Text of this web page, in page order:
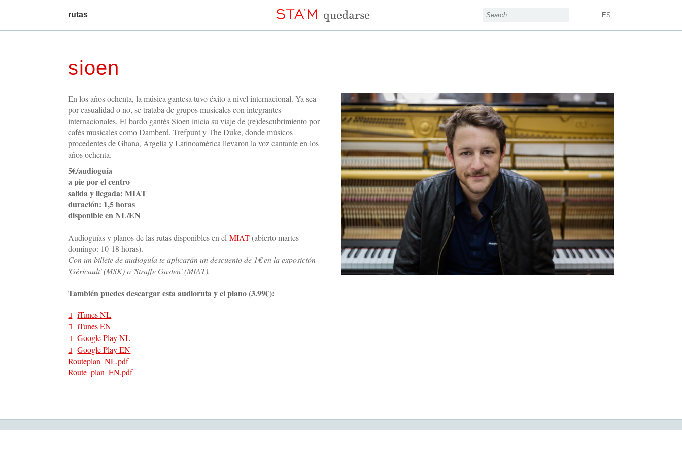
menu
rutas search form
Search ES
sioen
En los años ochenta, la música gantesa tuvo éxito a nivel internacional. Ya sea
por casualidad o no, se trataba de grupos musicales con integrantes
internacionales. El bardo gantés Sioen inicia su viaje de (re)descubrimiento por
cafés musicales como Damberd, Trefpunt y The Duke, donde músicos
procedentes de Ghana, Argelia y Latinoamérica llevaron la voz cantante en los
años ochenta.
5€/audioguía
a pie por el centro
salida y llegada: MIAT
duración: 1,5 horas
disponible en NL/EN
Audioguías y planos de las rutas disponibles en elMIAT(abierto martes-
domingo: 10-18 horas).
Con un billete de audioguía te aplicarán un descuento de 1€ en la exposición
'Géricault' (MSK) o 'Straffe Gasten' (MIAT).
También puedes descargar esta audioruta y el plano (3.99€):
iTunes NL
iTunes EN
Google Play NL
Google Play EN
Routeplan_NL.pdf
Route_plan_EN.pdf